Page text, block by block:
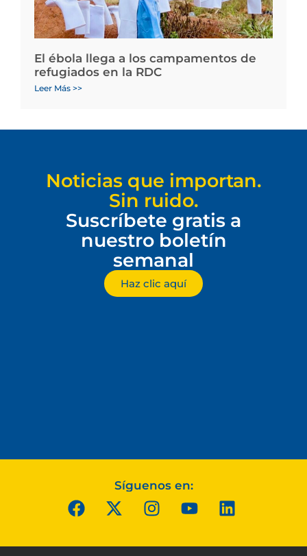
El ébola llega a los campamentos de
refugiados en la RDC
Leer Más >>
Noticias que importan.
Sin ruido.
Suscríbete gratis a
nuestro boletín
semanal
Haz clic aquí
Síguenos en: